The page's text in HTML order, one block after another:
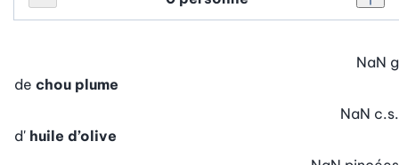
Réduire le nombre de personnes
Personnes
de chou plume
NaN g
d' huile d’olive
NaN c.s.